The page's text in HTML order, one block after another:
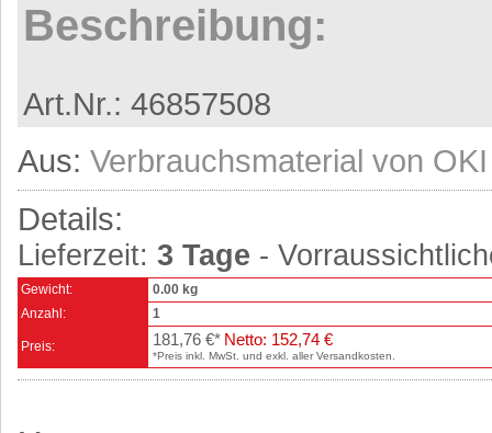
Beschreibung:
Art.Nr.: 46857508
Aus: Verbrauchsmaterial von OKI
Details:
Lieferzeit: 3 Tage -
Gewicht:
0.00 kg
Anzahl:
1
Preis: 181,76 €* Netto: 152,74 €
*Preis inkl. MwSt. und exkl. aller Versandkosten.